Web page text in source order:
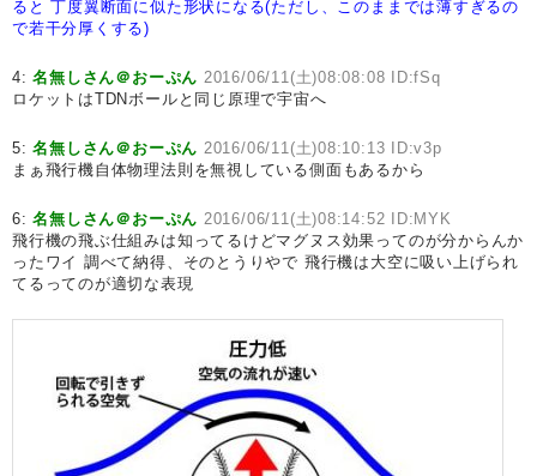
ると 丁度翼断面に似た形状になる(ただし、このままでは薄すぎるの
で若干分厚くする)
4:名無しさん＠おーぷん 2016/06/11(土)08:08:08 ID:fSq
ロケットはTDNボールと同じ原理で宇宙へ
5:名無しさん＠おーぷん 2016/06/11(土)08:10:13 ID:v3p
まぁ飛行機自体物理法則を無視している側面もあるから
6:名無しさん＠おーぷん 2016/06/11(土)08:14:52 ID:MYK
飛行機の飛ぶ仕組みは知ってるけどマグヌス効果ってのが分からんか
ったワイ 調べて納得、そのとうりやで 飛行機は大空に吸い上げられ
てるってのが適切な表現